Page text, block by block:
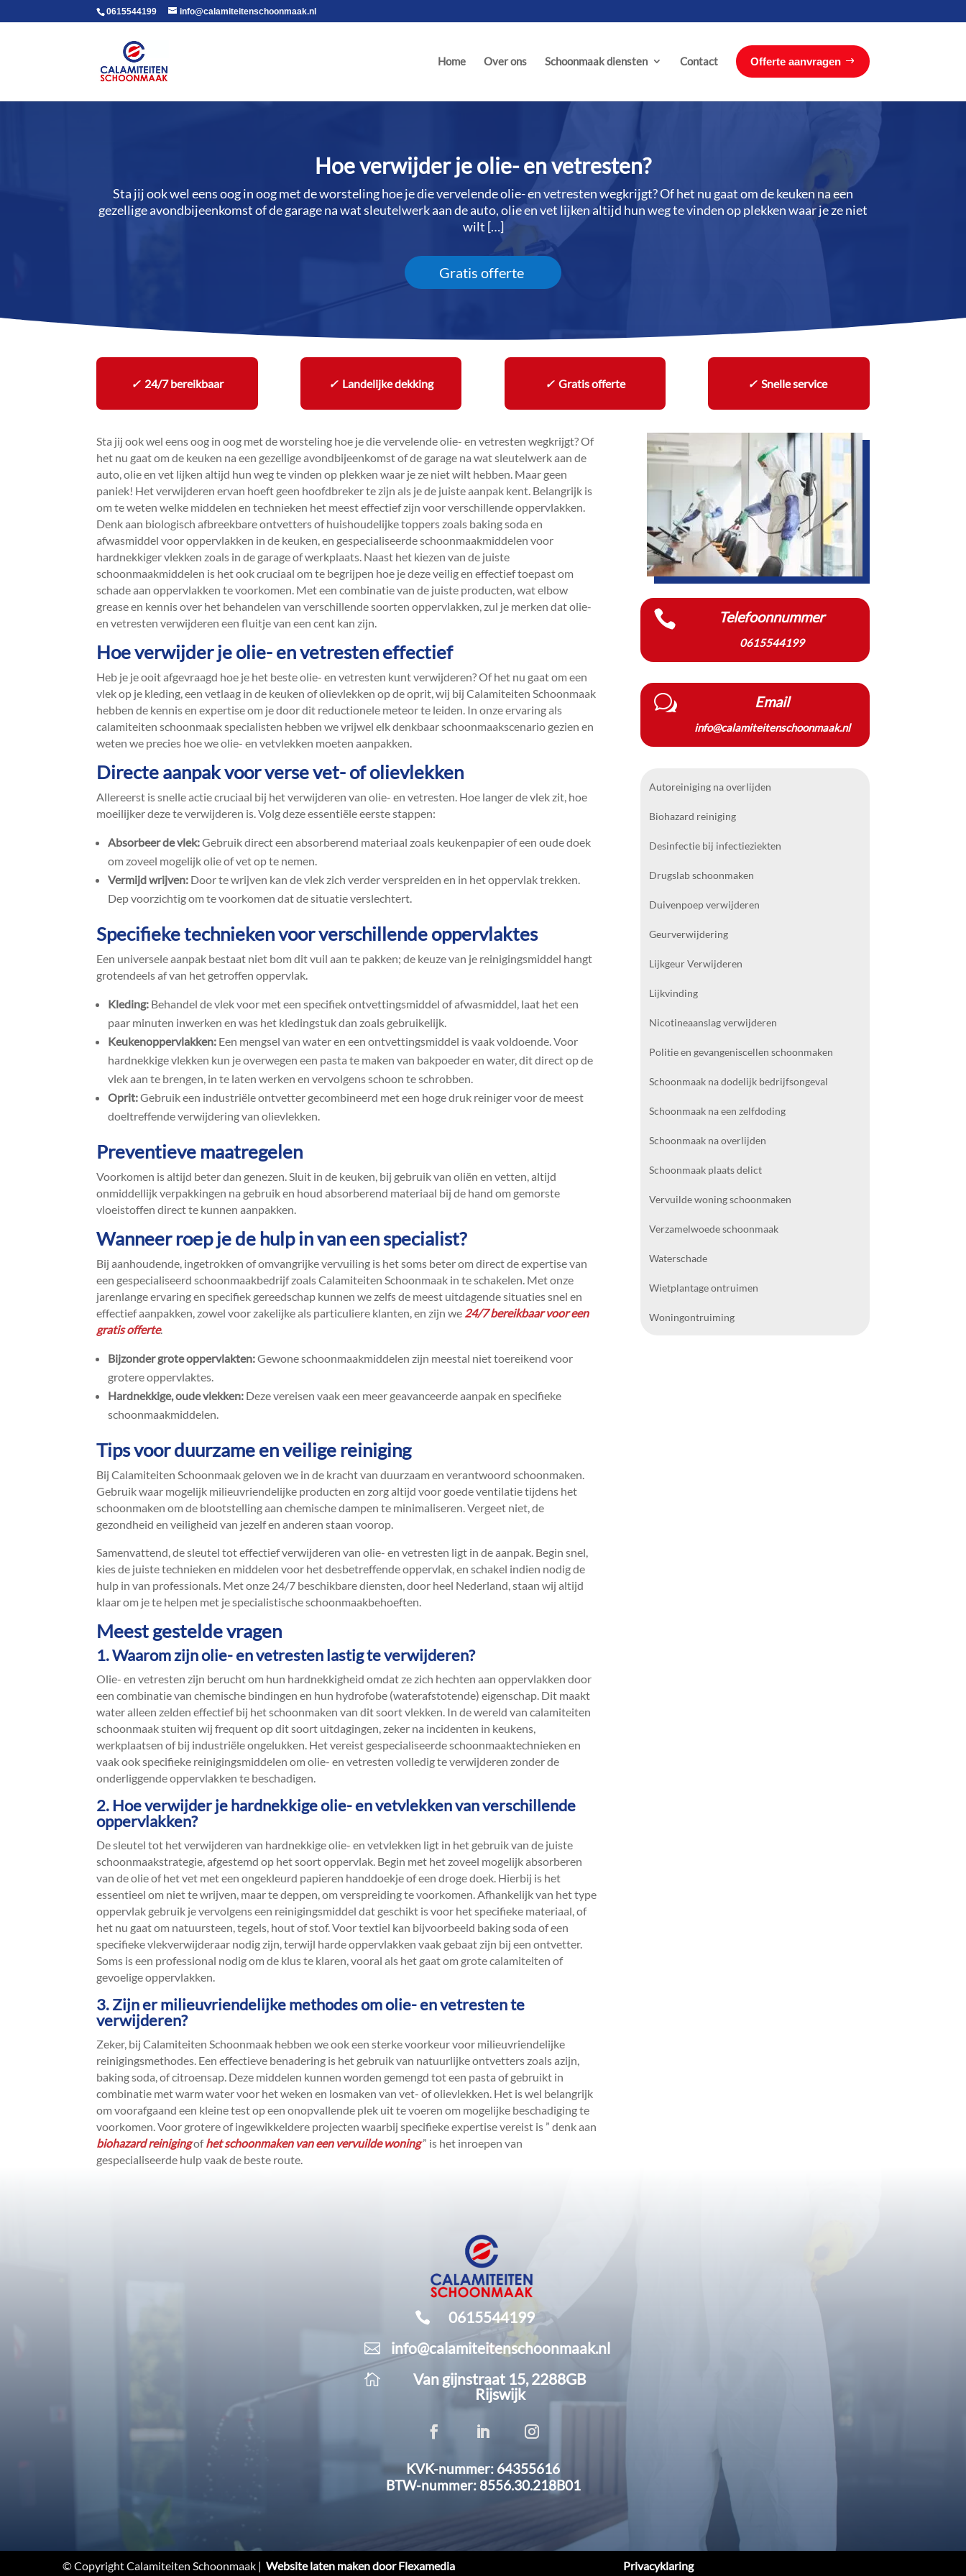
0615544199 info@calamiteitenschoonmaak.nl
Home Over ons Schoonmaak diensten Contact Offerte aanvragen
Hoe verwijder je olie- en vetresten?
Sta jij ook wel eens oog in oog met de worsteling hoe je die vervelende olie- en vetresten wegkrijgt? Of het nu gaat om de keuken na een
gezellige avondbijeenkomst of de garage na wat sleutelwerk aan de auto, olie en vet lijken altijd hun weg te vinden op plekken waar je ze niet
wilt […]
Gratis offerte
✓24/7 bereikbaar ✓ Landelijke dekking ✓Gratis offerte ✓Snelle service
Sta jij ook wel eens oog in oog met de worsteling hoe je die vervelende olie- en vetresten wegkrijgt? Of
het nu gaat om de keuken na een gezellige avondbijeenkomst of de garage na wat sleutelwerk aan de
auto, olie en vet lijken altijd hun weg te vinden op plekken waar je ze niet wilt hebben.​ Maar geen
paniek! Het verwijderen ervan hoeft geen hoofdbreker te zijn als je de juiste aanpak kent.​ Belangrijk is
om te weten welke middelen en technieken het meest effectief zijn voor verschillende oppervlakken.​
Denk aan biologisch afbreekbare ontvetters of huishoudelijke toppers zoals baking soda en
afwasmiddel voor oppervlakken in de keuken, en gespecialiseerde schoonmaakmiddelen voor
hardnekkiger vlekken zoals in de garage of werkplaats.​ Naast het kiezen van de juiste
schoonmaakmiddelen is het ook cruciaal om te begrijpen hoe je deze veilig en effectief toepast om
schade aan oppervlakken te voorkomen.​ Met een combinatie van de juiste producten, wat elbow
grease en kennis over het behandelen van verschillende soorten oppervlakken, zul je merken dat olie-
en vetresten verwijderen een fluitje van een cent kan zijn.​
Hoe verwijder je olie- en vetresten effectief
Heb je je ooit afgevraagd hoe je het beste olie- en vetresten kunt verwijderen? Of het nu gaat om een
vlek op je kleding, een vetlaag in de keuken of olievlekken op de oprit, wij bij Calamiteiten Schoonmaak
hebben de kennis en expertise om je door dit reductionele meteor te leiden.​ In onze ervaring als
calamiteiten schoonmaak specialisten hebben we vrijwel elk denkbaar schoonmaakscenario gezien en
weten we precies hoe we olie- en vetvlekken moeten aanpakken.​
Directe aanpak voor verse vet- of olievlekken
Allereerst is snelle actie cruciaal bij het verwijderen van olie- en vetresten.​ Hoe langer de vlek zit, hoe
moeilijker deze te verwijderen is.​ Volg deze essentiële eerste stappen:
Absorbeer de vlek:Gebruik direct een absorberend materiaal zoals keukenpapier of een oude doek
om zoveel mogelijk olie of vet op te nemen.​
Vermijd wrijven: Door te wrijven kan de vlek zich verder verspreiden en in het oppervlak trekken.​
Dep voorzichtig om te voorkomen dat de situatie verslechtert.​
Specifieke technieken voor verschillende oppervlaktes
Een universele aanpak bestaat niet bom dit vuil aan te pakken; de keuze van je reinigingsmiddel hangt
grotendeels af van het getroffen oppervlak.​
Kleding: Behandel de vlek voor met een specifiek ontvettingsmiddel of afwasmiddel, laat het een
paar minuten inwerken en was het kledingstuk dan zoals gebruikelijk.​
Keukenoppervlakken: Een mengsel van water en een ontvettingsmiddel is vaak voldoende.​ Voor
hardnekkige vlekken kun je overwegen een pasta te maken van bakpoeder en water, dit direct op de
vlek aan te brengen, in te laten werken en vervolgens schoon te schrobben.​
Oprit:Gebruik een industriële ontvetter gecombineerd met een hoge druk reiniger voor de meest
doeltreffende verwijdering van olievlekken.​
Preventieve maatregelen
Voorkomen is altijd beter dan genezen.​ Sluit in de keuken, bij gebruik van oliën en vetten, altijd
onmiddellijk verpakkingen na gebruik en houd absorberend materiaal bij de hand om gemorste
vloeistoffen direct te kunnen aanpakken.​
Wanneer roep je de hulp in van een specialist?
Bij aanhoudende, ingetrokken of omvangrijke vervuiling is het soms beter om direct de expertise van
een gespecialiseerd schoonmaakbedrijf zoals Calamiteiten Schoonmaak in te schakelen.​ Met onze
jarenlange ervaring en specifiek gereedschap kunnen we zelfs de meest uitdagende situaties snel en
effectief aanpakken, zowel voor zakelijke als particuliere klanten, en zijn we 24/7 bereikbaar voor een
gratis offerte.​
Bijzonder grote oppervlakten:Gewone schoonmaakmiddelen zijn meestal niet toereikend voor
grotere oppervlaktes.​
Hardnekkige, oude vlekken: Deze vereisen vaak een meer geavanceerde aanpak en specifieke
schoonmaakmiddelen.​
Tips voor duurzame en veilige reiniging
Bij Calamiteiten Schoonmaak geloven we in de kracht van duurzaam en verantwoord schoonmaken.​
Gebruik waar mogelijk milieuvriendelijke producten en zorg altijd voor goede ventilatie tijdens het
schoonmaken om de blootstelling aan chemische dampen te minimaliseren.​ Vergeet niet, de
gezondheid en veiligheid van jezelf en anderen staan voorop.​
Samenvattend, de sleutel tot effectief verwijderen van olie- en vetresten ligt in de aanpak.​ Begin snel,
kies de juiste technieken en middelen voor het desbetreffende oppervlak, en schakel indien nodig de
hulp in van professionals.​ Met onze 24/7 beschikbare diensten, door heel Nederland, staan wij altijd
klaar om je te helpen met je specialistische schoonmaakbehoeften.​
Meest gestelde vragen
1.​ Waarom zijn olie- en vetresten lastig te verwijderen?
Olie- en vetresten zijn berucht om hun hardnekkigheid omdat ze zich hechten aan oppervlakken door
een combinatie van chemische bindingen en hun hydrofobe (waterafstotende) eigenschap.​ Dit maakt
water alleen zelden effectief bij het schoonmaken van dit soort vlekken.​ In de wereld van calamiteiten
schoonmaak stuiten wij frequent op dit soort uitdagingen, zeker na incidenten in keukens,
werkplaatsen of bij industriële ongelukken.​ Het vereist gespecialiseerde schoonmaaktechnieken en
vaak ook specifieke reinigingsmiddelen om olie- en vetresten volledig te verwijderen zonder de
onderliggende oppervlakken te beschadigen.​
2.​ Hoe verwijder je hardnekkige olie- en vetvlekken van verschillende
oppervlakken?
De sleutel tot het verwijderen van hardnekkige olie- en vetvlekken ligt in het gebruik van de juiste
schoonmaakstrategie, afgestemd op het soort oppervlak.​ Begin met het zoveel mogelijk absorberen
van de olie of het vet met een ongekleurd papieren handdoekje of een droge doek.​ Hierbij is het
essentieel om niet te wrijven, maar te deppen, om verspreiding te voorkomen.​ Afhankelijk van het type
oppervlak gebruik je vervolgens een reinigingsmiddel dat geschikt is voor het specifieke materiaal, of
het nu gaat om natuursteen, tegels, hout of stof.​ Voor textiel kan bijvoorbeeld baking soda of een
specifieke vlekverwijderaar nodig zijn, terwijl harde oppervlakken vaak gebaat zijn bij een ontvetter.​
Soms is een professional nodig om de klus te klaren, vooral als het gaat om grote calamiteiten of
gevoelige oppervlakken.​
3.​ Zijn er milieuvriendelijke methodes om olie- en vetresten te
verwijderen?
Zeker, bij Calamiteiten Schoonmaak hebben we ook een sterke voorkeur voor milieuvriendelijke
reinigingsmethodes.​ Een effectieve benadering is het gebruik van natuurlijke ontvetters zoals azijn,
baking soda, of citroensap.​ Deze middelen kunnen worden gemengd tot een pasta of gebruikt in
combinatie met warm water voor het weken en losmaken van vet- of olievlekken.​ Het is wel belangrijk
om voorafgaand een kleine test op een onopvallende plek uit te voeren om mogelijke beschadiging te
voorkomen.​ Voor grotere of ingewikkeldere projecten waarbij specifieke expertise vereist is ” denk aan
biohazard reinigingofhet schoonmaken van een vervuilde woning” is het inroepen van
gespecialiseerde hulp vaak de beste route.​
 Telefoonnummer
0615544199
w Email
info@calamiteitenschoonmaak.nl
Autoreiniging na overlijden
Biohazard reiniging
Desinfectie bij infectieziekten
Drugslab schoonmaken
Duivenpoep verwijderen
Geurverwijdering
Lijkgeur Verwijderen
Lijkvinding
Nicotineaanslag verwijderen
Politie en gevangeniscellen schoonmaken
Schoonmaak na dodelijk bedrijfsongeval
Schoonmaak na een zelfdoding
Schoonmaak na overlijden
Schoonmaak plaats delict
Vervuilde woning schoonmaken
Verzamelwoede schoonmaak
Waterschade
Wietplantage ontruimen
Woningontruiming
 0615544199
 info@calamiteitenschoonmaak.nl

Van gijnstraat 15, 2288GB
Rijswijk
KVK-nummer: 64355616
BTW-nummer: 8556.30.218B01
© Copyright Calamiteiten Schoonmaak | Website laten maken door Flexamedia Privacyklaring